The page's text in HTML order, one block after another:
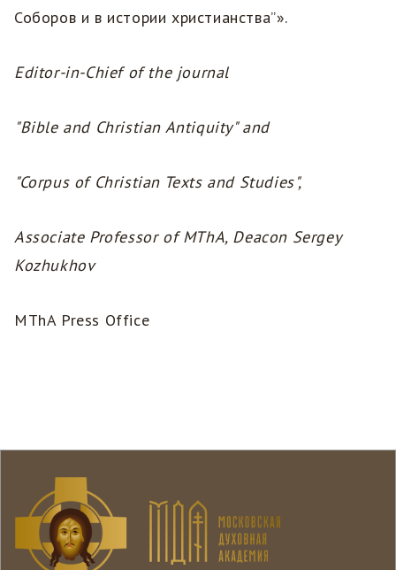
Соборов и в истории христианства”».
Editor-in-Chief of the journal
"Bible and Christian Antiquity" and
"Corpus of Christian Texts and Studies",
Associate Professor of MThA, Deacon Sergey
Kozhukhov
MThA Press Office